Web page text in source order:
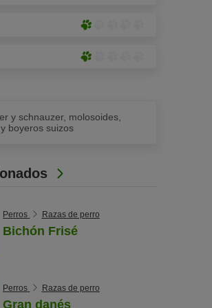
pronunciado
de
Muy
pronunciado
patas)
Muy
de
y schnauzer, molosoides,
boyeros suizos
Perros Razas de perro
Bichón Frisé
Perros Razas de perro
Gran danés